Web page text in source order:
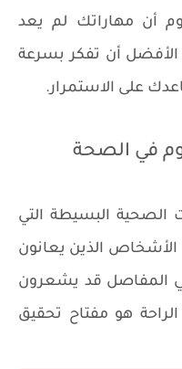
أن مهاراتك لم يعد
أن تفكر بسرعة
على الاستمرار.
في الصحة
البسيطة التي
الأشخاص الذين يعانون
المفاصل قد يشعرون
هو مفتاح تحقيق